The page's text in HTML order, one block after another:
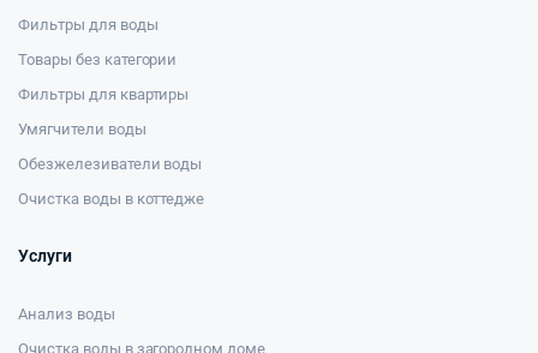
Фильтры для воды
Товары без категории
Фильтры для квартиры
Умягчители воды
Обезжелезиватели воды
Очистка воды в коттедже
Услуги
Анализ воды
Очистка воды в загородном доме